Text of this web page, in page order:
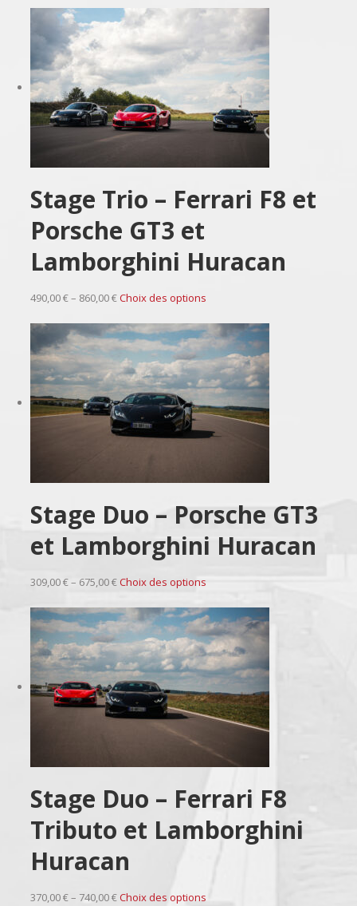
Stage Trio – Ferrari F8 et
Porsche GT3 et
Lamborghini Huracan
490,00 € – 860,00 €Choix des options
Stage Duo – Porsche GT3
et Lamborghini Huracan
309,00 € – 675,00 €Choix des options
Stage Duo – Ferrari F8
Tributo et Lamborghini
Huracan
370,00 € – 740,00 €Choix des options